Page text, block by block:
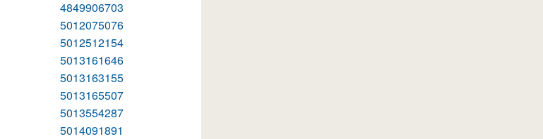
4849906703
5012075076
5012512154
5013161646
5013163155
5013165507
5013554287
5014091891